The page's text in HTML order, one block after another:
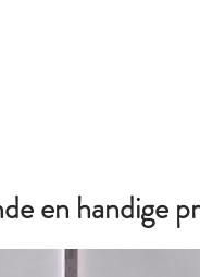
en handige